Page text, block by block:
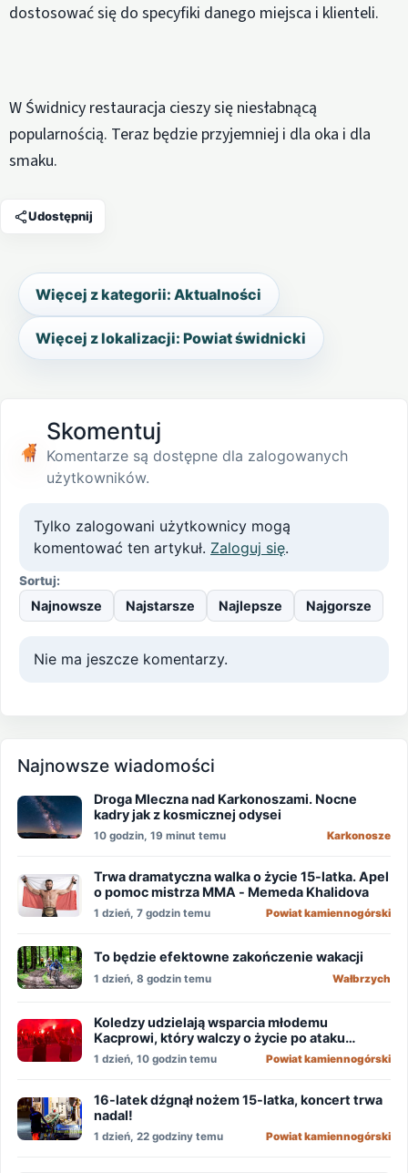
dostosować się do specyfiki danego miejsca i klienteli.
W Świdnicy restauracja cieszy się niesłabnącą
popularnością. Teraz będzie przyjemniej i dla oka i dla
smaku.
Udostępnij
Więcej z kategorii: Aktualności
Więcej z lokalizacji: Powiat świdnicki
Skomentuj
Komentarze są dostępne dla zalogowanych
użytkowników.
Tylko zalogowani użytkownicy mogą
komentować ten artykuł. Zaloguj się.
Sortuj:
Najnowsze Najstarsze Najlepsze Najgorsze
Nie ma jeszcze komentarzy.
Najnowsze wiadomości
Droga Mleczna nad Karkonoszami. Nocne
kadry jak z kosmicznej odysei
10 godzin, 19 minut temu Karkonosze
Trwa dramatyczna walka o życie 15-latka. Apel
o pomoc mistrza MMA - Memeda Khalidova
1 dzień, 7 godzin temu Powiat kamiennogórski
To będzie efektowne zakończenie wakacji
1 dzień, 8 godzin temu Wałbrzych
Koledzy udzielają wsparcia młodemu
Kacprowi, który walczy o życie po ataku
nożownika!
1 dzień, 10 godzin temu Powiat kamiennogórski
16-latek dźgnął nożem 15-latka, koncert trwa
nadal!
1 dzień, 22 godziny temu Powiat kamiennogórski